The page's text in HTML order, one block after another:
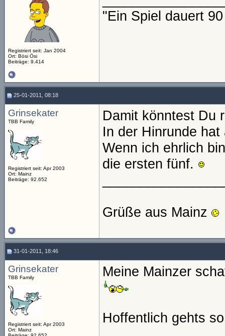
Registriert seit: Jan 2004
Ort: Bösi Ösi
Beiträge: 9.414
"Ein Spiel dauert
25-01-2011, 08:18
Grinsekater
TBB Family
Registriert seit: Apr 2003
Ort: Mainz
Beiträge: 92.652
Damit könntest Du
In der Hinrunde
Wenn ich ehrlich
die ersten fünf.
Grüße aus Mainz
31-01-2011, 18:46
Grinsekater
TBB Family
Registriert seit: Apr 2003
Ort: Mainz
Meine Mainzer
Hoffentlich gehts